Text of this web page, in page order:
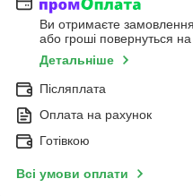
Ви отримаєте замовлення
або гроші повернуться
Детальніше
Післяплата
Оплата на рахунок
Готівкою
Всі умови оплати